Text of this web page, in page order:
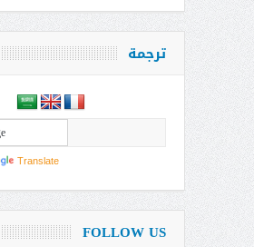
ترجمة
Translate
FOLLOW US